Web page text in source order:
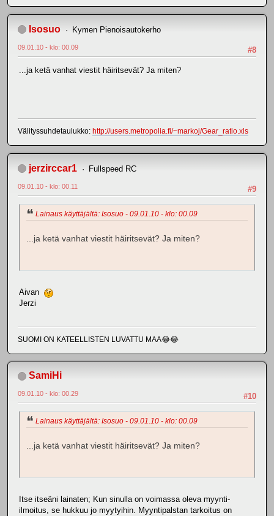
Isosuo Kymen Pienoisautokerho
#8
09.01.10 - klo: 00.09
...ja ketä vanhat viestit häiritsevät? Ja miten?
Välityssuhdetaulukko: http://users.metropolia.fi/~markoj/Gear_ratio.xls
jerzirccar1 Fullspeed RC
#9
09.01.10 - klo: 00.11
Lainaus käyttäjältä: Isosuo - 09.01.10 - klo: 00.09
...ja ketä vanhat viestit häiritsevät? Ja miten?
Aivan
Jerzi
SUOMI ON KATEELLISTEN LUVATTU MAA😂😂
SamiHi
#10
09.01.10 - klo: 00.29
Lainaus käyttäjältä: Isosuo - 09.01.10 - klo: 00.09
...ja ketä vanhat viestit häiritsevät? Ja miten?
Itse itseäni lainaten; Kun sinulla on voimassa oleva myynti-
ilmoitus, se hukkuu jo myytyihin. Myyntipalstan tarkoitus on